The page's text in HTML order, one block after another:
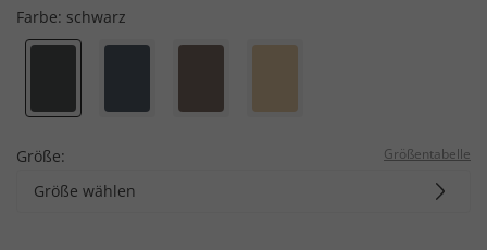
Farbe: schwarz
Größe: Größentabelle
Größe wählen